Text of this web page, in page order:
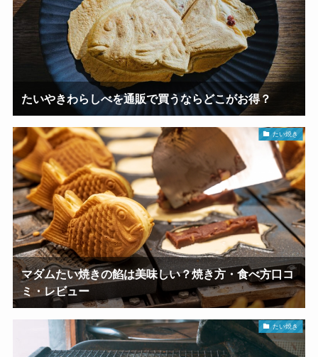
たいやきわらしべを通販で買うならどこがお得？
たい焼き
マダムたい焼きの餡は美味しい？焼き方・食べ方口コ
ミ・レビュー
たい焼き